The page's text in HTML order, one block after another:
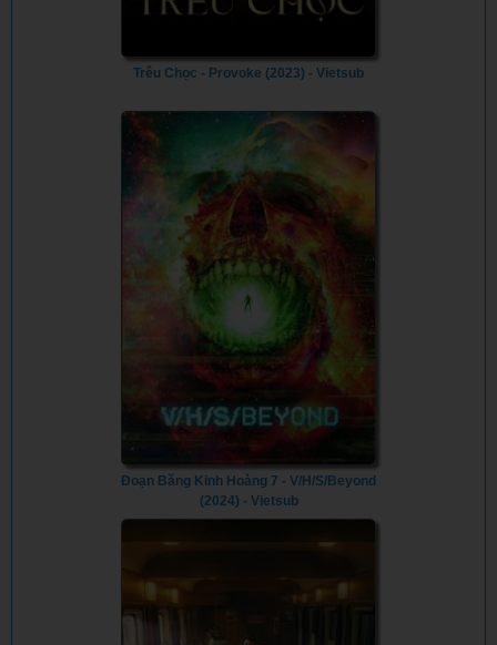
Trêu Chọc - Provoke (2023) - Vietsub
Đoạn Băng Kinh Hoàng 7 - V/H/S/Beyond
(2024) - Vietsub